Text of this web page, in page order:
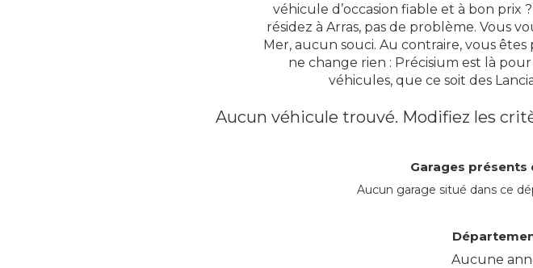
véhicule d’occasion fiable et à bon prix
résidez à Arras, pas de problème. Vous
Mer, aucun souci. Au contraire, vous êtes
ne change rien : Précisium est là
véhicules, que ce soit des
Aucun véhicule trouvé. Modifiez les
Garages
Aucun garage situé dans ce
Aucune